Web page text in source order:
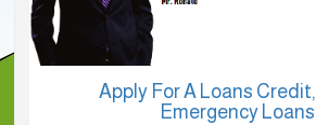
Apply For A Loans Credit,
Emergency Loans